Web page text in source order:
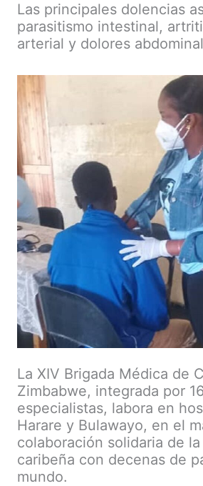
Las principales dolencias
parasitismo intestinal,
arterial y dolores
La XIV Brigada Médica de
Zimbabwe, integrada por
especialistas, labora en
Harare y Bulawayo, en el
colaboración solidaria de
caribeña con decenas de
mundo.